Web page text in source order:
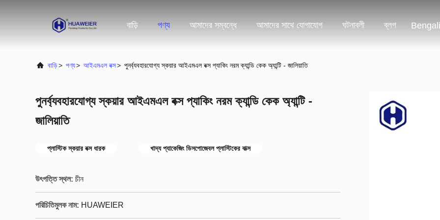
বাড়ি পণ্য আমাদের সম্বন্ধে আমাদের সাথে যোগাযোগ ঘটনাবলী ব্লগ Bengali
বাড়ি> পণ্য> আইএমএল বক্স> পুনর্ব্যবহারযোগ্য স্কয়ার আইএমএল বক্স প্যাকিং নরম ক্যান্ডি কেক অ্যান্টি - জালিয়াতি
পুনর্ব্যবহারযোগ্য স্কয়ার আইএমএল বক্স প্যাকিং নরম ক্যান্ডি কেক অ্যান্টি -
জালিয়াতি
প্লাস্টিক স্কয়ার বক্স ধারক খাদ্য প্যাকেজিং ডিসপোজেবল প্লাস্টিকের বাক্স
উৎপত্তি স্থল: চীন
পরিচিতিমুলক নাম: HUAWEIER